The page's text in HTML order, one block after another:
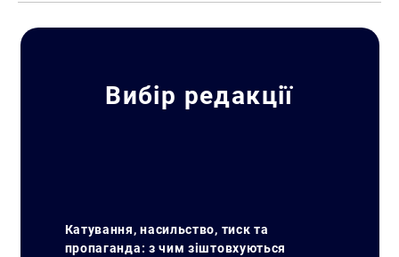
Вибір редакції
Катування, насильство, тиск та
пропаганда: з чим зіштовхуються